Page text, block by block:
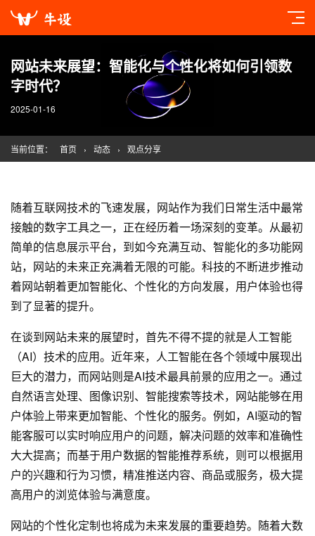
网站未来展望：智能化与个性化将如何引领数
字时代？
2025-01-16
当前位置： 首页 › 动态 › 观点分享
随着互联网技术的飞速发展，网站作为我们日常生活中最常
接触的数字工具之一，正在经历着一场深刻的变革。从最初
简单的信息展示平台，到如今充满互动、智能化的多功能网
站，网站的未来正充满着无限的可能。科技的不断进步推动
着网站朝着更加智能化、个性化的方向发展，用户体验也得
到了显著的提升。
在谈到网站未来的展望时，首先不得不提的就是人工智能
（AI）技术的应用。近年来，人工智能在各个领域中展现出
巨大的潜力，而网站则是AI技术最具前景的应用之一。通过
自然语言处理、图像识别、智能搜索等技术，网站能够在用
户体验上带来更加智能、个性化的服务。例如，AI驱动的智
能客服可以实时响应用户的问题，解决问题的效率和准确性
大大提高；而基于用户数据的智能推荐系统，则可以根据用
户的兴趣和行为习惯，精准推送内容、商品或服务，极大提
高用户的浏览体验与满意度。
网站的个性化定制也将成为未来发展的重要趋势。随着大数